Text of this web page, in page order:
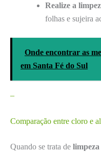
Realize a
folhas e sujeira
Onde encontrar as
em Santa Fé do Sul
–
Comparação entre cloro e
Quando se trata de limpeza